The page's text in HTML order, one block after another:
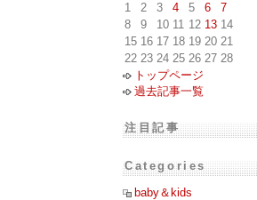
1
2 3 4 5 6
7
8
9 10 11 12 13 14
15 16 17 18 19 20 21
22 23 24 25 26 27 28
トップページ
過去記事一覧
注目記事
Categories
baby＆kids